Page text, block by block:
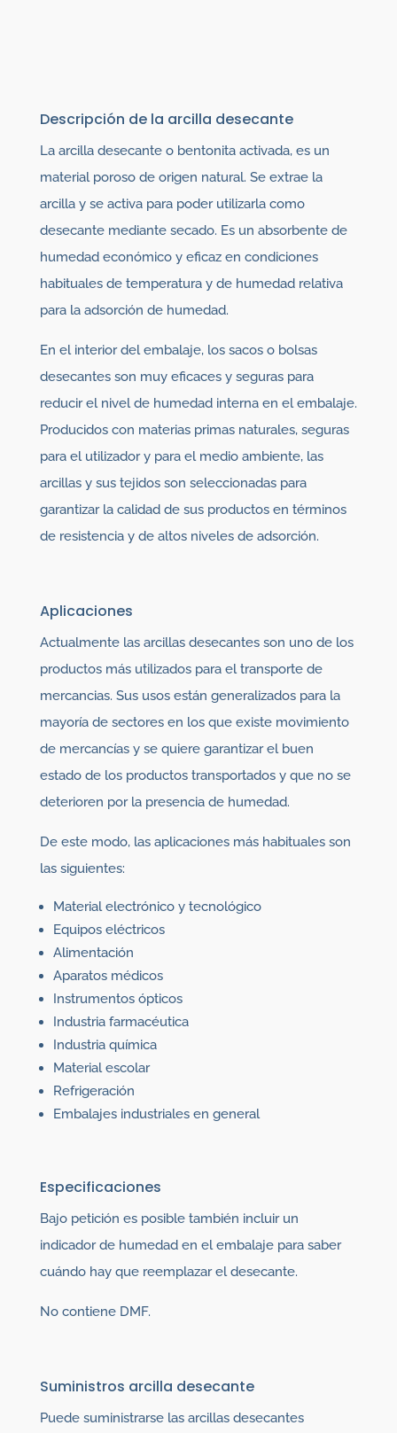
Descripción de la arcilla desecante
La arcilla desecante o bentonita activada, es un
material poroso de origen natural. Se extrae la
arcilla y se activa para poder utilizarla como
desecante mediante secado. Es un absorbente de
humedad económico y eficaz en condiciones
habituales de temperatura y de humedad relativa
para la adsorción de humedad.
En el interior del embalaje, los sacos o bolsas
desecantes son muy eficaces y seguras para
reducir el nivel de humedad interna en el embalaje.
Producidos con materias primas naturales, seguras
para el utilizador y para el medio ambiente, las
arcillas y sus tejidos son seleccionadas para
garantizar la calidad de sus productos en términos
de resistencia y de altos niveles de adsorción.
Aplicaciones
Actualmente las arcillas desecantes son uno de los
productos más utilizados para el transporte de
mercancias. Sus usos están generalizados para la
mayoría de sectores en los que existe movimiento
de mercancías y se quiere garantizar el buen
estado de los productos transportados y que no se
deterioren por la presencia de humedad.
De este modo, las aplicaciones más habituales son
las siguientes:
Material electrónico y tecnológico
Equipos eléctricos
Alimentación
Aparatos médicos
Instrumentos ópticos
Industria farmacéutica
Industria química
Material escolar
Refrigeración
Embalajes industriales en general
Especificaciones
Bajo petición es posible también incluir un
indicador de humedad en el embalaje para saber
cuándo hay que reemplazar el desecante.
No contiene DMF.
Suministros arcilla desecante
Puede suministrarse las arcillas desecantes